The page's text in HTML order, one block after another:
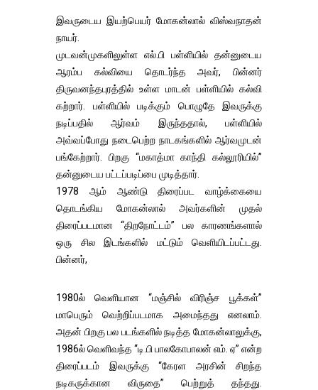
இவருடைய இயற்பெயர் மோகன்லால் விஸ்வநாதன்
நாயர்.
முடவன்முகளிலுள்ள எல்.பி பள்ளியில் தன்னுடைய
ஆரம்ப கல்வியை தொடர்ந்த அவர், பின்னர்
திருவனந்தபுரத்தில் உள்ள மாடன் பள்ளியில் கல்வி
கற்றார். பள்ளியில் படிக்கும் பொழுதே இவருக்கு
நடிப்பதில் ஆர்வம் இருந்ததால், பள்ளியில்
அவ்வப்போது நடைபெற்ற நாடகங்களில் ஆர்வமுடன்
பங்கேற்றார். பிறகு “மகாத்மா காந்தி கல்லூரியில்”
தன்னுடைய பட்டப்படிப்பை முடித்தார்.
1978 ஆம் ஆண்டு திரைப்பட வாழ்க்கையை
தொடங்கிய மோகன்லால் அவர்களின் முதல்
திரைப்படமான “திறநோட்டம்” பல காரணங்களால்
ஒரு சில இடங்களில் மட்டும் வெளியிடப்பட்டது.
பின்னர்,
1980ல் வெளியான “மஞ்சில் விரிஞ்ச பூக்கள்”
மாபெரும் வெற்றிப்படமாக அமைந்தது எனலாம்.
அதன் பிறகு பல படங்களில் நடித்த மோகன்லாலுக்கு,
1986ல் வெளிவந்த “டி.பி பாலகோபாலன் எம். ஏ” என்ற
திரைப்படம் இவருக்கு “கேரள அரசின் சிறந்த
நடிகருக்கான விருதை” பெற்றுத் தந்தது.